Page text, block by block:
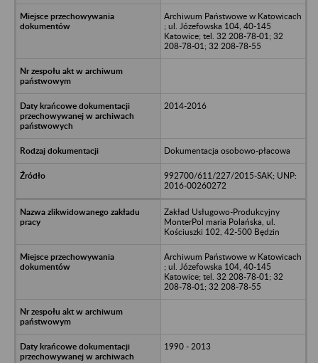
Archiwum Państwowe w Katowicach
; ul. Józefowska 104, 40-145
Katowice; tel. 32 208-78-01; 32
208-78-01; 32 208-78-55
2014-2016
Dokumentacja osobowo-płacowa
992700/611/227/2015-SAK; UNP:
2016-00260272
Zakład Usługowo-Produkcyjny
MonterPol maria Polańska, ul.
Kościuszki 102, 42-500 Będzin
Archiwum Państwowe w Katowicach
; ul. Józefowska 104, 40-145
Katowice; tel. 32 208-78-01; 32
208-78-01; 32 208-78-55
1990 - 2013